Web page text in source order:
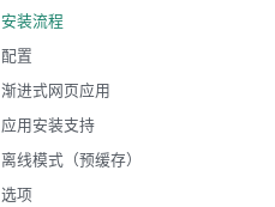
安装流程
配置
渐进式网页应用
应用安装支持
离线模式（预缓存）
选项